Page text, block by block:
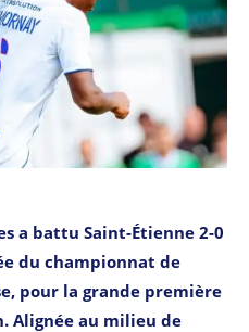
a battu Saint-Étienne 2-0
du championnat de
pour la grande première
Alignée au milieu de